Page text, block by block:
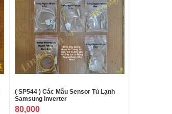
( SP544 ) Các Mẫu Sensor Tủ Lạnh
Samsung Inverter
80,000